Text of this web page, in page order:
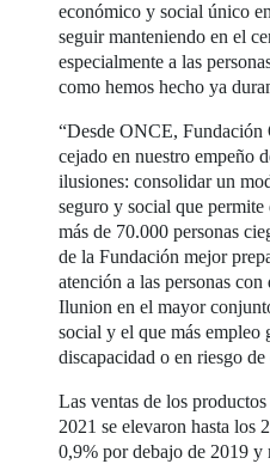
económico y social único
seguir manteniendo en el
especialmente a las
como hemos hecho ya
“Desde ONCE,
cejado en nuestro empeño
ilusiones: consolidar un
seguro y social que
más de 70.000 personas
de la Fundación mejor
atención a las personas
Ilunion en el mayor
social y el que más empleo
discapacidad o en riesgo
Las ventas de los
2021 se elevaron hasta los
0,9% por debajo de 2019 y